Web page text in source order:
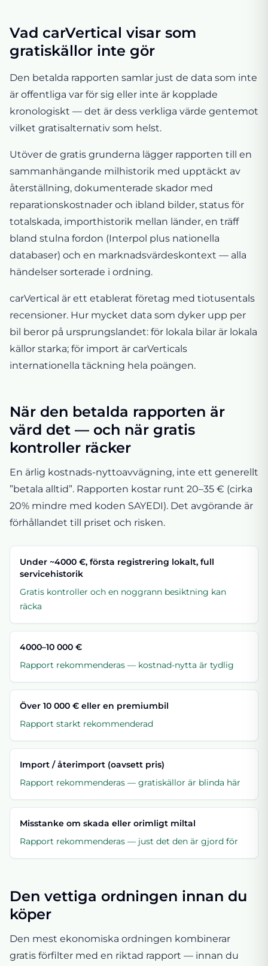
Vad carVertical visar som
gratiskällor inte gör
Den betalda rapporten samlar just de data som inte
är offentliga var för sig eller inte är kopplade
kronologiskt — det är dess verkliga värde gentemot
vilket gratisalternativ som helst.
Utöver de gratis grunderna lägger rapporten till en
sammanhängande milhistorik med upptäckt av
återställning, dokumenterade skador med
reparationskostnader och ibland bilder, status för
totalskada, importhistorik mellan länder, en träff
bland stulna fordon (Interpol plus nationella
databaser) och en marknadsvärdeskontext — alla
händelser sorterade i ordning.
carVertical är ett etablerat företag med tiotusentals
recensioner. Hur mycket data som dyker upp per
bil beror på ursprungslandet: för lokala bilar är lokala
källor starka; för import är carVerticals
internationella täckning hela poängen.
När den betalda rapporten är
värd det — och när gratis
kontroller räcker
En ärlig kostnads-nyttoavvägning, inte ett generellt
”betala alltid”. Rapporten kostar runt 20–35 € (cirka
20% mindre med koden SAYEDI). Det avgörande är
förhållandet till priset och risken.
Under ~4000 €, första registrering lokalt, full
servicehistorik
Gratis kontroller och en noggrann besiktning kan
räcka
4000–10 000 €
Rapport rekommenderas — kostnad-nytta är tydlig
Över 10 000 € eller en premiumbil
Rapport starkt rekommenderad
Import / återimport (oavsett pris)
Rapport rekommenderas — gratiskällor är blinda här
Misstanke om skada eller orimligt miltal
Rapport rekommenderas — just det den är gjord för
Den vettiga ordningen innan du
köper
Den mest ekonomiska ordningen kombinerar
gratis förfilter med en riktad rapport — innan du